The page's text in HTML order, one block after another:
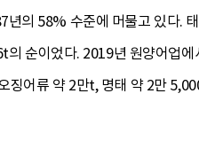
의 58% 수준에 머물고 있다.
순이었다. 2019년 원양어업에
징어류 약 2만t, 명태 약 2만